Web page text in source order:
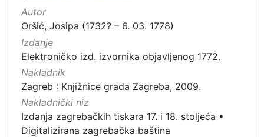
Autor
Oršić, Josipa (1732? – 6. 03. 1778)
Izdanje
Elektroničko izd. izvornika objavljenog 1772.
Nakladnik
Zagreb : Knjižnice grada Zagreba, 2009.
Nakladnički niz
Izdanja zagrebačkih tiskara 17. i 18. stoljeća •
Digitalizirana zagrebačka baština